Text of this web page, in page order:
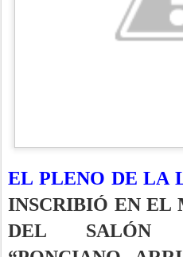
EL PLENO DE LA
INSCRIBIÓ EN EL
DEL SALÓN